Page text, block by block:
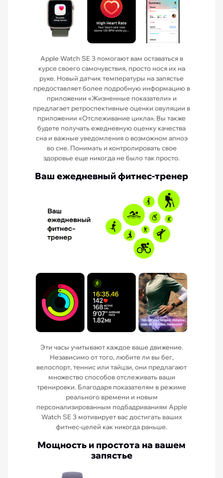
Apple Watch SE 3 помогают вам оставаться в
курсе своего самочувствия, просто нося их на
руке. Новый датчик температуры на запястье
предоставляет более подробную информацию в
приложении «Жизненные показатели» и
предлагает ретроспективные оценки овуляции в
приложении «Отслеживание цикла». Вы также
будете получать ежедневную оценку качества
сна и важные уведомления о возможном апноэ
во сне. Понимать и контролировать свое
здоровье еще никогда не было так просто.
Ваш ежедневный фитнес-тренер
Эти часы учитывают каждое ваше движение.
Независимо от того, любите ли вы бег,
велоспорт, теннис или тайцзи, они предлагают
множество способов отслеживать ваши
тренировки. Благодаря показателям в режиме
реального времени и новым
персонализированным подбадриваниям Apple
Watch SE 3 мотивирует вас достигать ваших
фитнес-целей как никогда раньше.
Мощность и простота на вашем
запястье